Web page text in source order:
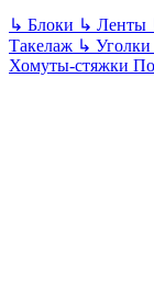
↳ Блоки ↳ Ленты
Такелаж ↳ Уголки
Хомуты-стяжки